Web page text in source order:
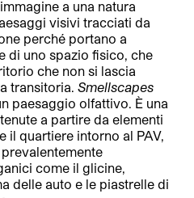
a una natura
visivi tracciati da
perché portano a
di uno spazio fisico, che
che non si lascia
transitoria.Smellscapes
paesaggio olfattivo. È una
a partire da elementi
il quartiere intorno al PAV,
prevalentemente
come il glicine,
delle auto e le piastrelle di